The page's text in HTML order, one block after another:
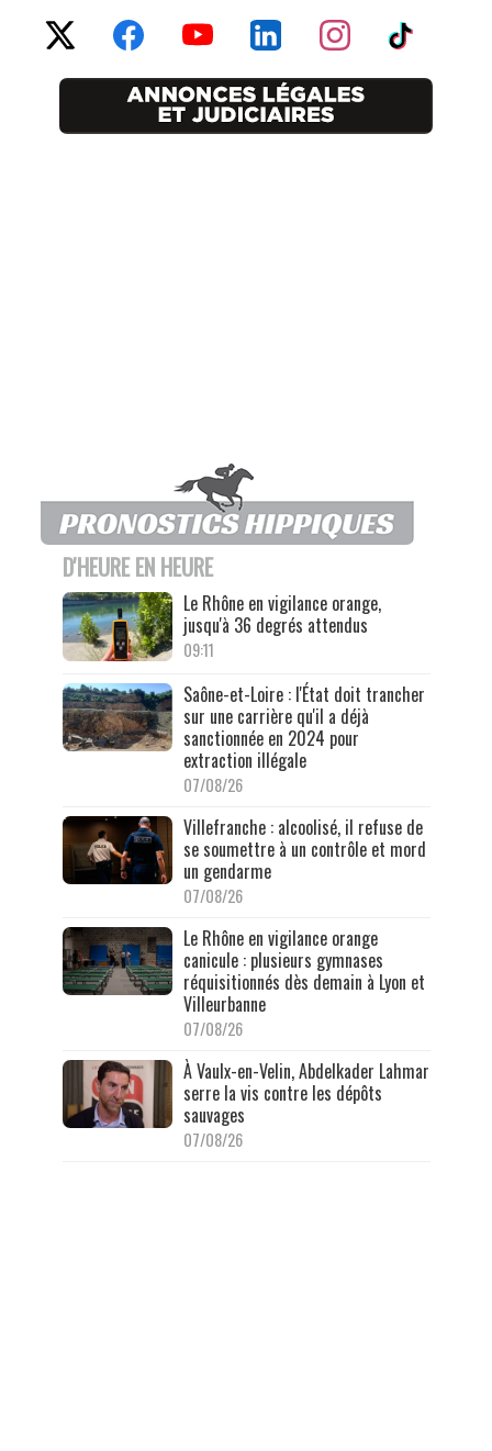
D'HEURE EN HEURE
Le Rhône en vigilance orange,
jusqu'à 36 degrés attendus
09:11
Saône-et-Loire : l'État doit trancher
sur une carrière qu'il a déjà
sanctionnée en 2024 pour
extraction illégale
07/08/26
Villefranche : alcoolisé, il refuse de
se soumettre à un contrôle et mord
un gendarme
07/08/26
Le Rhône en vigilance orange
canicule : plusieurs gymnases
réquisitionnés dès demain à Lyon et
Villeurbanne
07/08/26
À Vaulx-en-Velin, Abdelkader Lahmar
serre la vis contre les dépôts
sauvages
07/08/26